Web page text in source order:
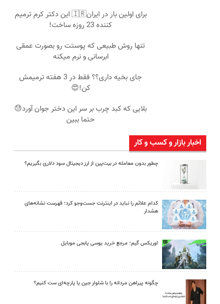
برای اولین بار در ایران🇮🇷 این دکتر کرم ترمیم
کننده 23 روزه ساخت!
تنها روش طبیعی که پوستت رو بصورت عمقی
ابرسانی و نرم میکنه
جای بخیه داری؟؟ فقط در 3 هفته ترمیمش
کن!😍
بلایی که کبد چرب بر سر این دختر جوان آورد😓
حتما ببین
اخبار بازار و کسب و کار
چطور بدون معامله در بیت‌پین از ارز دیجیتال سود دلاری بگیریم؟
کدام علائم را نباید در اینترنت جست‌وجو کرد؛ فهرست نشانه‌های
هشدار
اوریکس گیم؛ مرجع خرید یوسی پابجی موبایل
چگونه پیراهن مردانه را با شلوار جین یا پارچه‌ای ست کنیم؟